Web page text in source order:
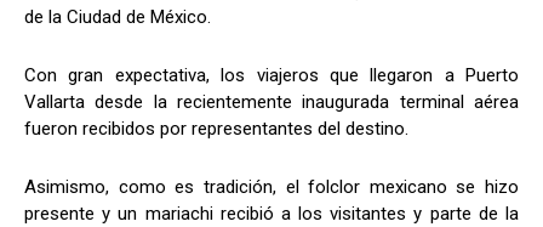
de la Ciudad de México.
Con gran expectativa, los viajeros que llegaron a Puerto
Vallarta desde la recientemente inaugurada terminal aérea
fueron recibidos por representantes del destino.
Asimismo, como es tradición, el folclor mexicano se hizo
presente y un mariachi recibió a los visitantes y parte de la